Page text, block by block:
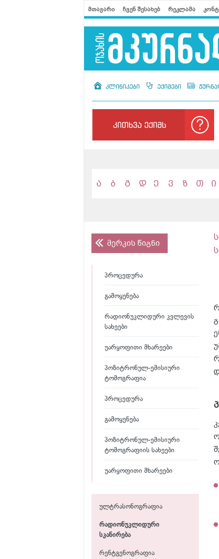
მთავარი ჩვენ შესახებ რეკლამა
კლინიკები ექიმები
კითხვა ექიმს
ა ბ გ დ ე ვ ზ თ ი
მერკის წიგნი
პროცედურა
გამოყენება
რადიონუკლიდური კვლევის
სახეები
უარყოფითი მხარეები
პოზიტრონულ-ემისიური
ტომოგრაფია
პროცედურა
გამოყენება
პოზიტრონულ-ემისიური
ტომოგრაფიის სახეები
უარყოფითი მხარეები
ულტრასონოგრაფია
რადიონუკლიდური
სკანირება
რენტგენოგრაფია